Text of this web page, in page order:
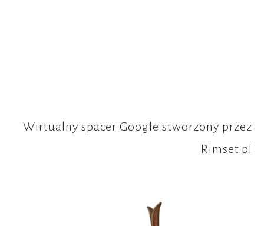
Wirtualny spacer Google stworzony przez
Rimset.pl